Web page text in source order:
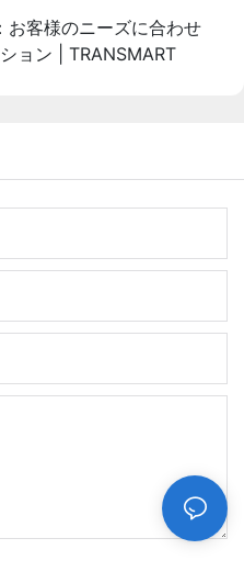
お客様のニーズに合わせ
ョン | TRANSMART